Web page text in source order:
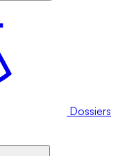
Dossiers